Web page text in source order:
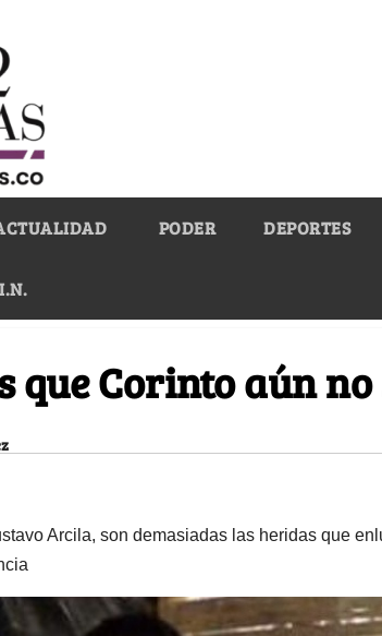
PODER DEPORTES
que Corinto aún
Arcila, son demasiadas las heridas que